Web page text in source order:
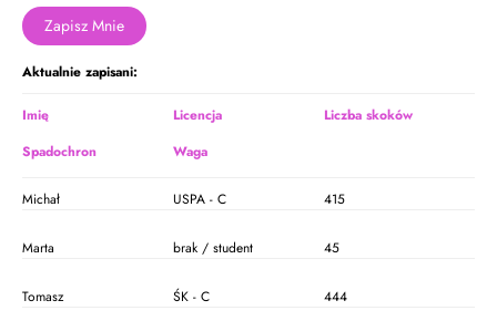
Zapisz Mnie
Aktualnie zapisani:
Imię Licencja
Liczba skoków
Spadochron
Waga
Michał USPA - C 415
Marta brak / student 45
Tomasz ŚK - C 444